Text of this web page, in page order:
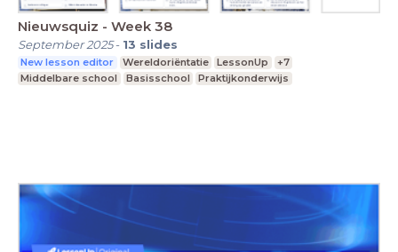
Nieuwsquiz - Week 38
September 2025- 13 slides
New lesson editor Wereldoriëntatie LessonUp
+7
Middelbare school
Basisschool Praktijkonderwijs